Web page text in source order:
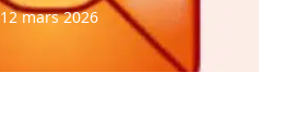
12 mars 2026